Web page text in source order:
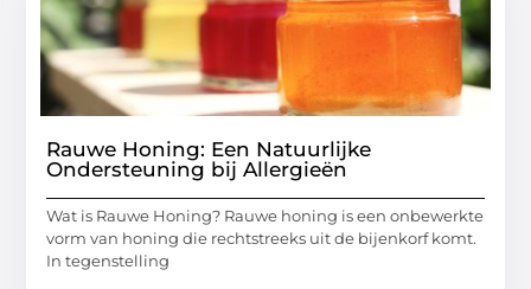
Rauwe Honing: Een Natuurlijke
Ondersteuning bij Allergieën
Wat is Rauwe Honing? Rauwe honing is een onbewerkte
vorm van honing die rechtstreeks uit de bijenkorf komt.
In tegenstelling